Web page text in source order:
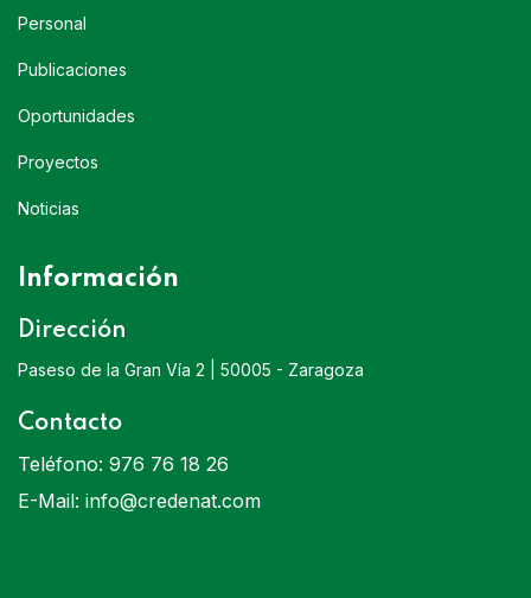
Personal
Publicaciones
Oportunidades
Proyectos
Noticias
Información
Dirección
Paseso de la Gran Vía 2 | 50005 - Zaragoza
Contacto
Teléfono: 976 76 18 26
E-Mail: info@credenat.com